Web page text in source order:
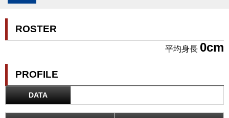
ROSTER
平均身長 0cm
PROFILE
DATA